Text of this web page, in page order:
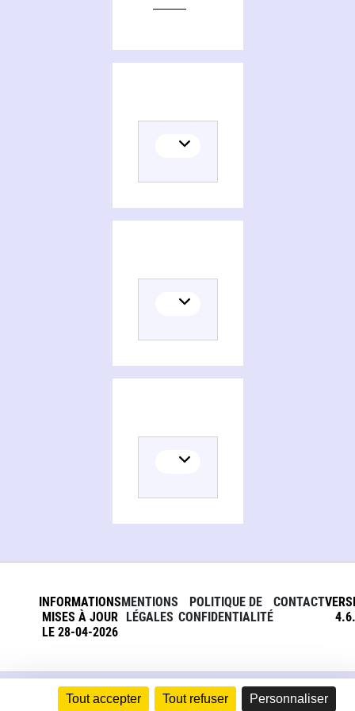
Tout accepter Tout refuser Personnaliser
INFORMATIONS
MISES À JOUR
LE 28-04-2026
MENTIONS
LÉGALES
POLITIQUE DE
CONFIDENTIALITÉ
CONTACT